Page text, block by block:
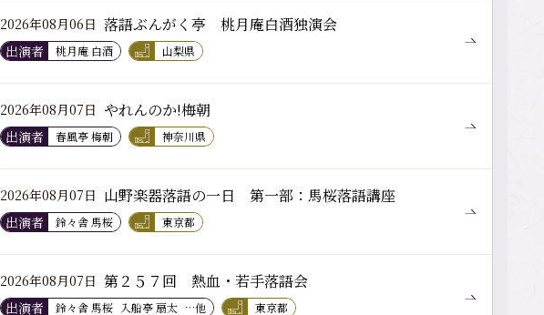
2026年08月06日 落語ぶんがく亭 桃月庵白酒独演会
出演者 桃月庵 白酒 山梨県
2026年08月07日 やれんのか!梅朝
出演者 春風亭 梅朝 神奈川県
2026年08月07日 山野楽器落語の一日 第一部：馬桜落語講座
出演者 鈴々舎 馬桜 東京都
2026年08月07日 第２５７回 熱血・若手落語会
出演者 鈴々舎 馬桜 入船亭 扇太 …他 東京都